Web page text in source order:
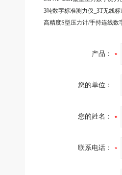
产品：
您的单位：
您的姓名：
联系电话：